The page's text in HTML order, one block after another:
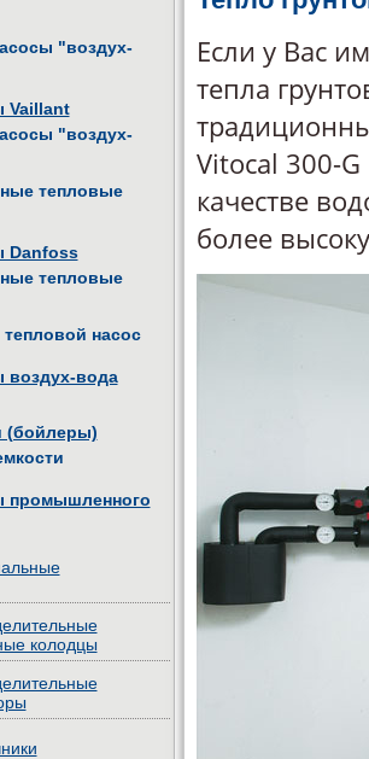
"воздух-
Vaillant
"воздух-
тепловые
Danfoss
тепловые
насос
воздух-вода
(бойлеры)
промышленного
колодцы
Если у Вас
тепла
Vitocal 300-
качестве
более